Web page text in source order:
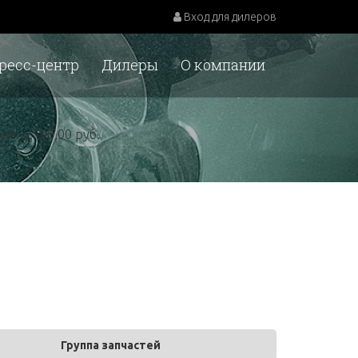
Вход для дилеров
О компании
Дилеры
центр
= 100,00 руб.
Группа запчастей